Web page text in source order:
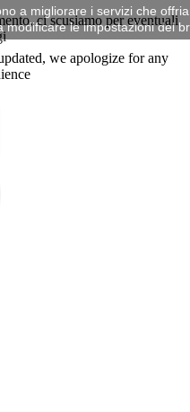
ci scusiamo per eventuali
we apologize for any
a migliorare i servizi che
modificare le impostazioni del